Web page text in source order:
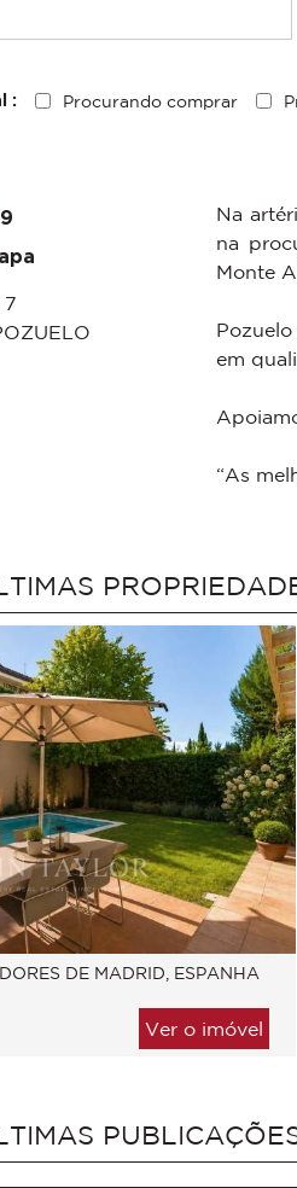
: Procurando comprar
7
Na
na
Monte
em
“As
DE MADRID, ESPANHA
Ver o imóvel